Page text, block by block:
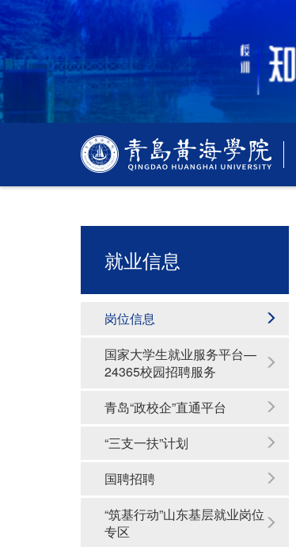
就业信息
岗位信息
国家大学生就业服务平台—
24365校园招聘服务
青岛“政校企”直通平台
“三支一扶”计划
国聘招聘
“筑基行动”山东基层就业岗位
专区